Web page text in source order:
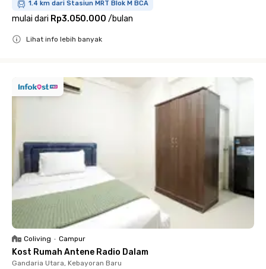
1.4 km dari Stasiun MRT Blok M BCA
mulai dari Rp3.050.000 /bulan
Lihat info lebih banyak
Coliving • Campur
Kost Rumah Antene Radio Dalam
Gandaria Utara, Kebayoran Baru